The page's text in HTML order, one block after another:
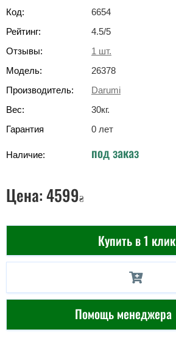
Код:
6654
Рейтинг:
4.5/5
Отзывы:
1 шт.
Модель:
26378
Производитель:
Darumi
Вес:
30кг.
Гарантия
0 лет
Наличие: под заказ
Цена:4599₴
Купить в 1 клик
Помощь менеджера